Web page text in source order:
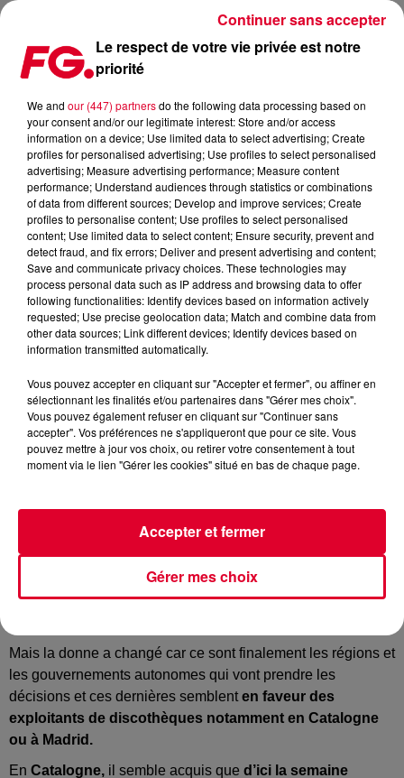
ACTU COVID : L’ESPAGNE S’APPRÊTE À ROUVRIR LES CLUBS
Publié : 16 juin 2021 à 6h18 par Antony Harari
Crédit :Pexels / @Wendy Wei
Bonne nouvelle pour la nuit espagnole.Il y a peu, il était
déjà question d’une réouverture prochaine des clubs
de multiples restrictions. Une interdiction de danser avait
Mais la donne a changé car ce sont finalement les régions et
les gouvernements autonomes qui vont prendre les
décisions et ces dernières semblenten faveur des
exploitants de discothèques notamment en Catalogne
ou à Madrid.
En Catalogne, il semble acquis que d’ici la semaine
Le respect de votre vie privée est notre
priorité
We and our (447) partnersdo the following data processing based on
your consent and/or our legitimate interest: Store and/or access
information on a device; Use limited data to select advertising; Create
profiles for personalised advertising; Use profiles to select personalised
advertising; Measure advertising performance; Measure content
performance; Understand audiences through statistics or combinations
of data from different sources; Develop and improve services; Create
profiles to personalise content; Use profiles to select personalised
content; Use limited data to select content; Ensure security, prevent and
detect fraud, and fix errors; Deliver and present advertising and content;
Save and communicate privacy choices. These technologies may
process personal data such as IP address and browsing data to offer
following functionalities: Identify devices based on information actively
requested; Use precise geolocation data; Match and combine data from
other data sources; Link different devices; Identify devices based on
information transmitted automatically.
Vous pouvez accepter en cliquant sur "Accepter et fermer", ou affiner en
sélectionnant les finalités et/ou partenaires dans "Gérer mes choix".
Vous pouvez également refuser en cliquant sur "Continuer sans
accepter". Vos préférences ne s'appliqueront que pour ce site. Vous
pouvez mettre à jour vos choix, ou retirer votre consentement à tout
moment via le lien "Gérer les cookies" situé en bas de chaque page.
Gérer mes choix
Accepter et fermer
Continuer sans accepter